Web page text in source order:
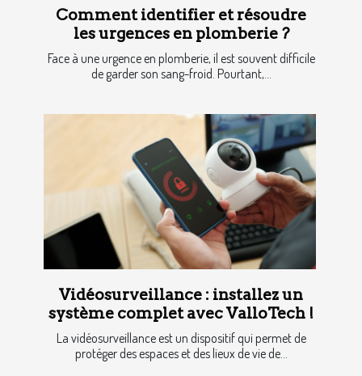
Comment identifier et résoudre
les urgences en plomberie ?
Face à une urgence en plomberie, il est souvent difficile
de garder son sang-froid. Pourtant,...
Vidéosurveillance : installez un
système complet avec ValloTech !
La vidéosurveillance est un dispositif qui permet de
protéger des espaces et des lieux de vie de...